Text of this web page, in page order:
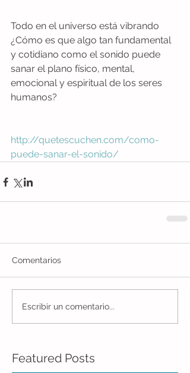
Todo en el universo está vibrando
¿Cómo es que algo tan fundamental
y cotidiano como el sonido puede
sanar el plano físico, mental,
emocional y espiritual de los seres
humanos?
http://quetescuchen.com/como-
puede-sanar-el-sonido/
Comentarios
Escribir un comentario...
Featured Posts